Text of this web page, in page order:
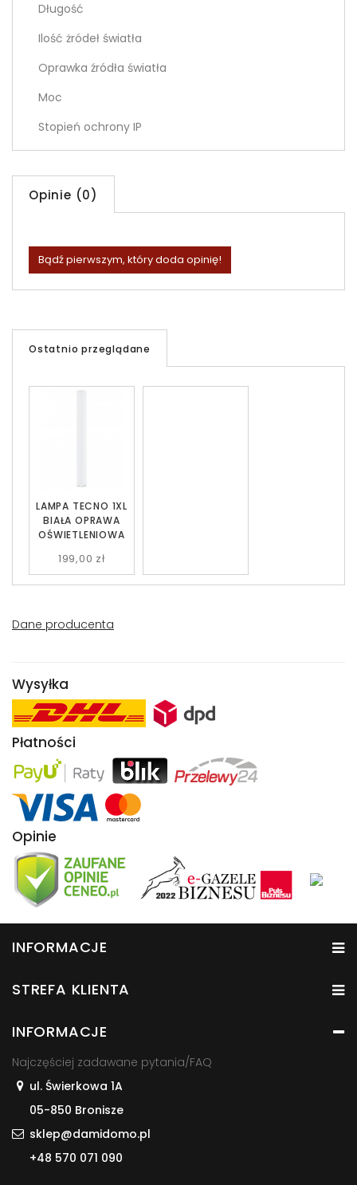
Długość
Ilość żródeł światła
Oprawka źródła światła
Moc
Stopień ochrony IP
Opinie (0)
Bądź pierwszym, który doda opinię!
Ostatnio przeglądane
LAMPA TECNO 1XL
BIAŁA OPRAWA
OŚWIETLENIOWA
199,00 zł
Dane producenta
Wysyłka
Płatności
Opinie
INFORMACJE
STREFA KLIENTA
INFORMACJE
Najczęściej zadawane pytania/FAQ
ul. Świerkowa 1A
05-850 Bronisze
sklep@damidomo.pl
+48 570 071 090